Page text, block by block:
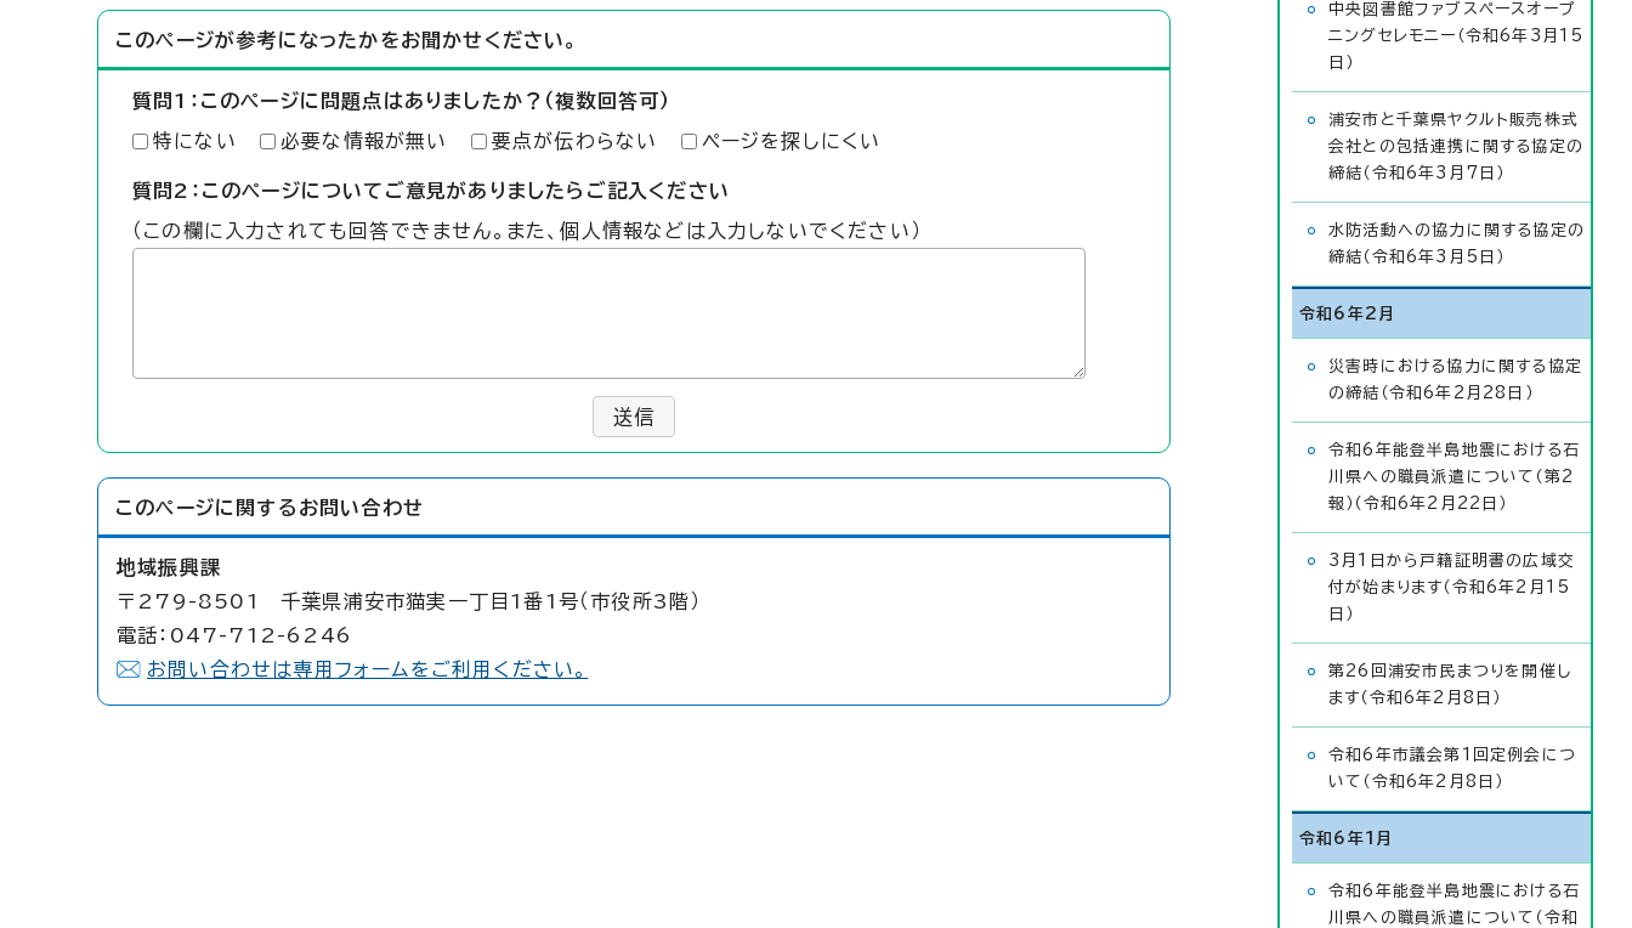
このページが参考になったかをお聞かせください。
質問1：このページに問題点はありましたか？（複数回答可）
特にない 必要な情報が無い 要点が伝わらない ページを探しにくい
質問2：このページについてご意見がありましたらご記入ください
（この欄に入力されても回答できません。また、個人情報などは入力しないでください）
送信
このページに関する お問い合わせ
地域振興課
〒279-8501 千葉県浦安市猫実一丁目1番1号（市役所3階）
電話：047-712-6246
お問い合わせは専用フォームをご利用ください。
中央図書館ファブスペースオープ
ニングセレモニー（令和6年3月15
日）
浦安市と千葉県ヤクルト販売株式
会社との包括連携に関する協定の
締結（令和6年3月7日）
水防活動への協力に関する協定の
締結（令和6年3月5日）
令和6年2月
災害時における協力に関する協定
の締結（令和6年2月28日）
令和6年能登半島地震における石
川県への職員派遣について（第2
報）（令和6年2月22日）
3月1日から戸籍証明書の広域交
付が始まります（令和6年2月15
日）
第26回浦安市民まつりを開催し
ます（令和6年2月8日）
令和6年市議会第1回定例会につ
いて（令和6年2月8日）
令和6年1月
令和6年能登半島地震における石
川県への職員派遣について（令和